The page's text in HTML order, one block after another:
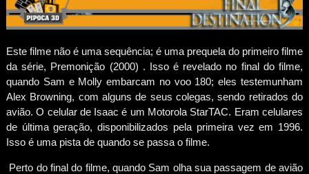
Este filme não é uma sequência; é uma prequela do primeiro filme
da série, Premonição (2000) . Isso é revelado no final do filme,
quando Sam e Molly embarcam no voo 180; eles testemunham
Alex Browning, com alguns de seus colegas, sendo retirados do
avião. O celular de Isaac é um Motorola StarTAC. Eram celulares
de última geração, disponibilizados pela primeira vez em 1996.
Isso é uma pista de quando se passa o filme.
Perto do final do filme, quando Sam olha sua passagem de avião